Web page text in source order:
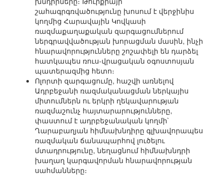
շահագրգռվածությունը խոսում է վերջինիս
կողմից Հարավային Կովկասի
ռազմաքաղաքական զարգացումներում
ներգրավվածության խորացման մասին, ինչի
հնարավորությունները շոշափելի են դարձել
հատկապես ռուս-վրացական օգոստոսյան
պատերազմից հետո։
Ոլորտի զարգացումը, հաշվի առնելով
Ադրբեջանի ռազմականացման ներկայիս
միտումներն ու երկրի ղեկավարության
ռազմաշունչ հայտարարությունները,
փաստում է ադրբեջանական կողմի`
Ղարաբաղյան հիմնախնդիրը գլխավորապես
ռազմական ճանապարհով լուծելու
մտադրությունը, նեղացնում հիմնախնդրի
խաղաղ կարգավորման հնարավորության
սահմանները։